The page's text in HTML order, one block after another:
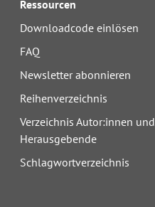
Ressourcen
Downloadcode einlösen
FAQ
Newsletter abonnieren
Reihenverzeichnis
Verzeichnis Autor:innen und
Herausgebende
Schlagwortverzeichnis